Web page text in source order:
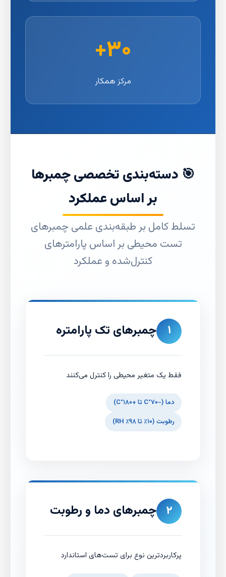
۳۰+
مرکز همکار
🎯 دسته‌بندی تخصصی چمبرها
بر اساس عملکرد
تسلط کامل بر طبقه‌بندی علمی چمبرهای
تست محیطی بر اساس پارامترهای
کنترل‌شده و عملکرد
۱ چمبرهای تک پارامتره
فقط یک متغیر محیطی را کنترل می‌کنند
دما (-۷۰°C تا +۱۸۰°C)
رطوبت (۱۰٪ تا ۹۸٪ RH)
۲ چمبرهای دما و رطوبت
پرکاربردترین نوع برای تست‌های استاندارد